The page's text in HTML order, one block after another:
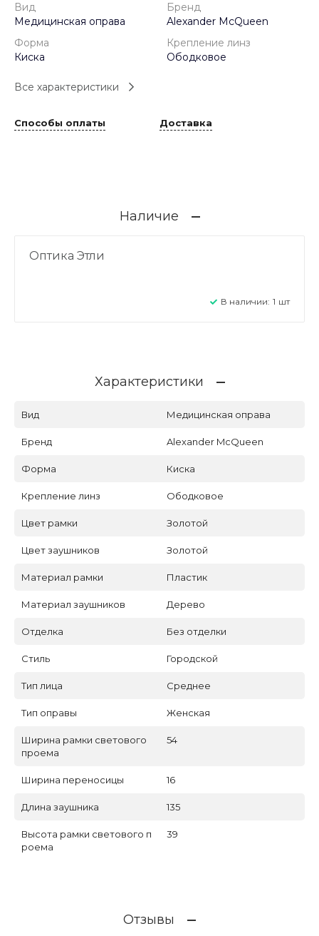
Вид
Медицинская оправа
Бренд
Alexander McQueen
Форма
Киска
Крепление линз
Ободковое
Все характеристики
Способы оплаты Доставка
Наличие
Оптика Этли
В наличии: 1 шт
Характеристики
Вид Медицинская оправа
Бренд Alexander McQueen
Форма Киска
Крепление линз Ободковое
Цвет рамки Золотой
Цвет заушников Золотой
Материал рамки Пластик
Материал заушников Дерево
Отделка Без отделки
Стиль Городской
Тип лица Среднее
Тип оправы Женская
Ширина рамки светового
проема
54
Ширина переносицы 16
Длина заушника 135
Высота рамки светового п
роема
39
Отзывы